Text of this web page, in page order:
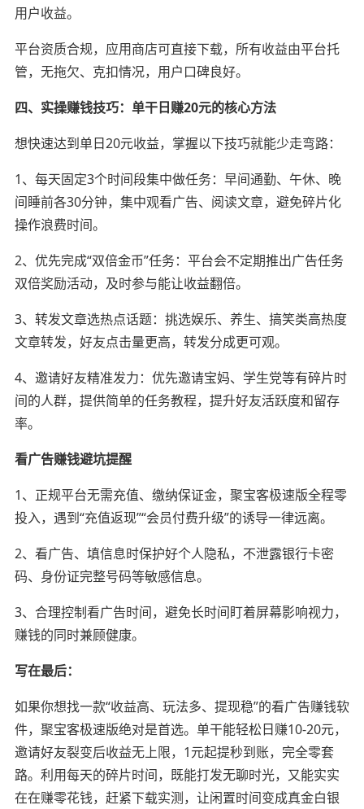
用户收益。
平台资质合规，应用商店可直接下载，所有收益由平台托
管，无拖欠、克扣情况，用户口碑良好。
四、实操赚钱技巧：单干日赚20元的核心方法
想快速达到单日20元收益，掌握以下技巧就能少走弯路：
1、每天固定3个时间段集中做任务：早间通勤、午休、晚
间睡前各30分钟，集中观看广告、阅读文章，避免碎片化
操作浪费时间。
2、优先完成“双倍金币”任务：平台会不定期推出广告任务
双倍奖励活动，及时参与能让收益翻倍。
3、转发文章选热点话题：挑选娱乐、养生、搞笑类高热度
文章转发，好友点击量更高，转发分成更可观。
4、邀请好友精准发力：优先邀请宝妈、学生党等有碎片时
间的人群，提供简单的任务教程，提升好友活跃度和留存
率。
看广告赚钱避坑提醒
1、正规平台无需充值、缴纳保证金，聚宝客极速版全程零
投入，遇到“充值返现”“会员付费升级”的诱导一律远离。
2、看广告、填信息时保护好个人隐私，不泄露银行卡密
码、身份证完整号码等敏感信息。
3、合理控制看广告时间，避免长时间盯着屏幕影响视力，
赚钱的同时兼顾健康。
写在最后：
如果你想找一款“收益高、玩法多、提现稳”的看广告赚钱软
件，聚宝客极速版绝对是首选。单干能轻松日赚10-20元，
邀请好友裂变后收益无上限，1元起提秒到账，完全零套
路。利用每天的碎片时间，既能打发无聊时光，又能实实
在在赚零花钱，赶紧下载实测，让闲置时间变成真金白银